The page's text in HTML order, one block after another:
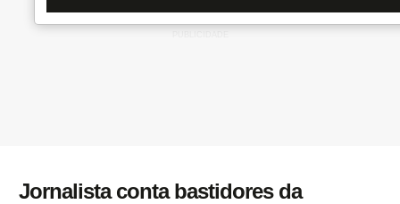
Jornalista conta bastidores da